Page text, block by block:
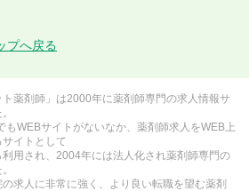
プへ戻る
薬剤師」は2000年に薬剤師専門の求人情報サ
もWEBサイトがないなか、薬剤師求人をWEB上
イトとして
用され、2004年には法人化され薬剤師専門の
求人に非常に強く、より良い転職を望む薬剤